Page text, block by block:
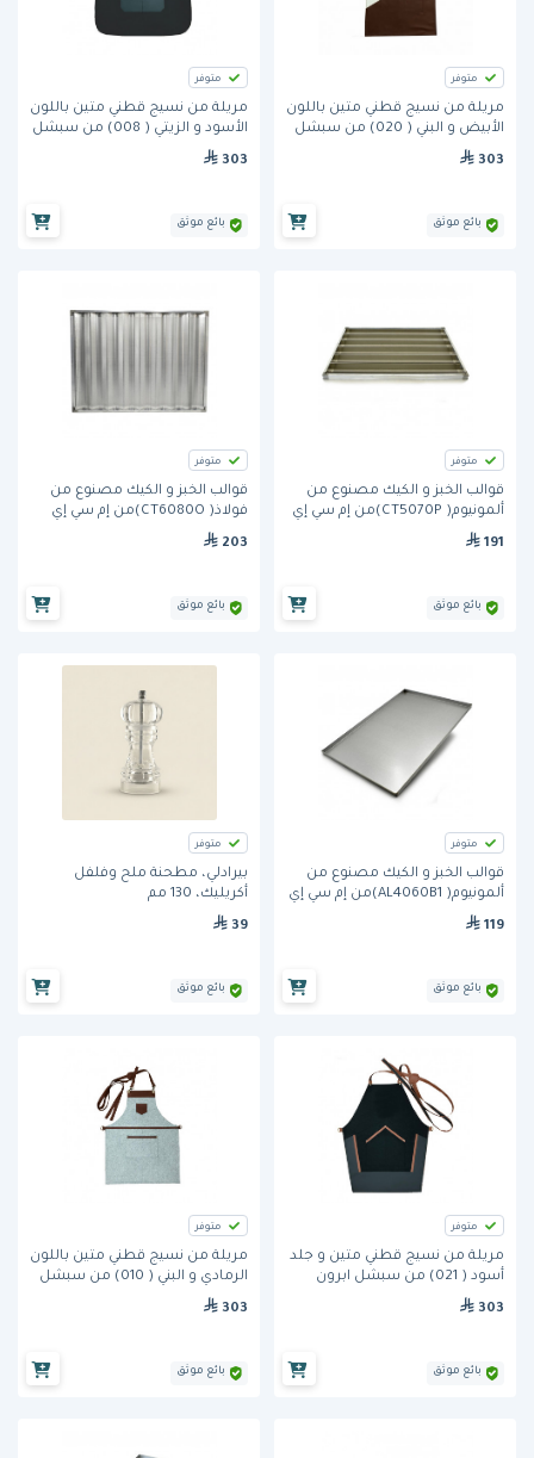
متوفر
مريلة من نسيج قطني متين باللون
الأبيض و البني ( 020) من سبشل
ابرون
303
بائع موثق
متوفر
مريلة من نسيج قطني متين باللون
الأسود و الزيتي ( 008) من سبشل
ابرون
303
بائع موثق
متوفر
قوالب الخبز و الكيك مصنوع من
ألمونيوم( CT5070P)من إم سي إي
191
بائع موثق
متوفر
قوالب الخبز و الكيك مصنوع من
فولاذ( CT6080O)من إم سي إي
203
بائع موثق
متوفر
قوالب الخبز و الكيك مصنوع من
ألمونيوم( AL4060B1)من إم سي إي
119
بائع موثق
متوفر
بيرادلي، مطحنة ملح وفلفل
أكريليك، 130 مم
39
بائع موثق
متوفر
مريلة من نسيج قطني متين و جلد
أسود ( 021) من سبشل ابرون
303
بائع موثق
متوفر
مريلة من نسيج قطني متين باللون
الرمادي و البني ( 010) من سبشل
ابرون
303
بائع موثق